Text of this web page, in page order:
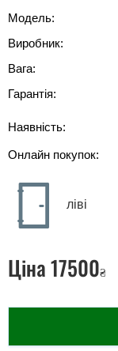
Модель:
Виробник:
Вага:
Гарантія:
Наявність:
Онлайн покупок:
ліві
Ціна17500₴